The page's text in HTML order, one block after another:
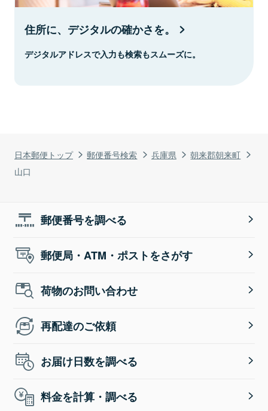
日本郵便トップ 郵便番号検索 兵庫県
朝来郡朝来町
山口
住所に、デジタルの確かさを。
デジタルアドレスで入力も検索もスムーズに。
郵便番号を調べる
郵便局・ATM・ポストをさがす
荷物のお問い合わせ
再配達のご依頼
お届け日数を調べる
料金を計算・調べる